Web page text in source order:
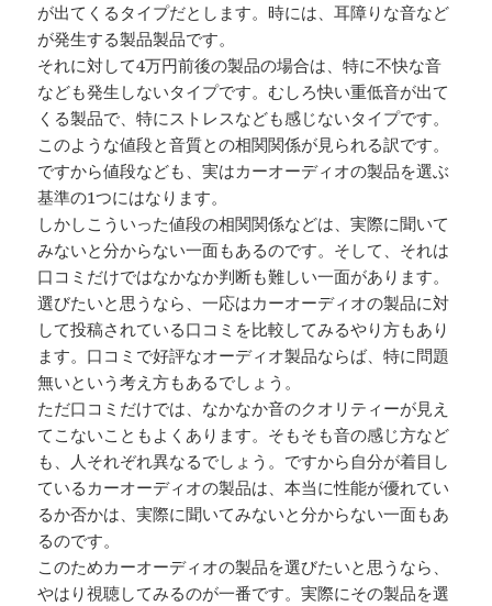
が出てくるタイプだとします。時には、耳障りな音など
が発生する製品製品です。
それに対して4万円前後の製品の場合は、特に不快な音
なども発生しないタイプです。むしろ快い重低音が出て
くる製品で、特にストレスなども感じないタイプです。
このような値段と音質との相関関係が見られる訳です。
ですから値段なども、実はカーオーディオの製品を選ぶ
基準の1つにはなります。
しかしこういった値段の相関関係などは、実際に聞いて
みないと分からない一面もあるのです。そして、それは
口コミだけではなかなか判断も難しい一面があります。
選びたいと思うなら、一応はカーオーディオの製品に対
して投稿されている口コミを比較してみるやり方もあり
ます。口コミで好評なオーディオ製品ならば、特に問題
無いという考え方もあるでしょう。
ただ口コミだけでは、なかなか音のクオリティーが見え
てこないこともよくあります。そもそも音の感じ方など
も、人それぞれ異なるでしょう。ですから自分が着目し
ているカーオーディオの製品は、本当に性能が優れてい
るか否かは、実際に聞いてみないと分からない一面もあ
るのです。
このためカーオーディオの製品を選びたいと思うなら、
やはり視聴してみるのが一番です。実際にその製品を選